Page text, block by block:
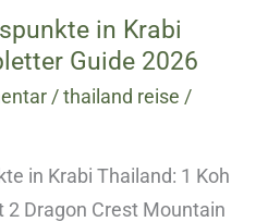
in Krabi
Guide 2026
/thailand reise /
in Krabi Thailand: 1 Koh
2 Dragon Crest Mountain